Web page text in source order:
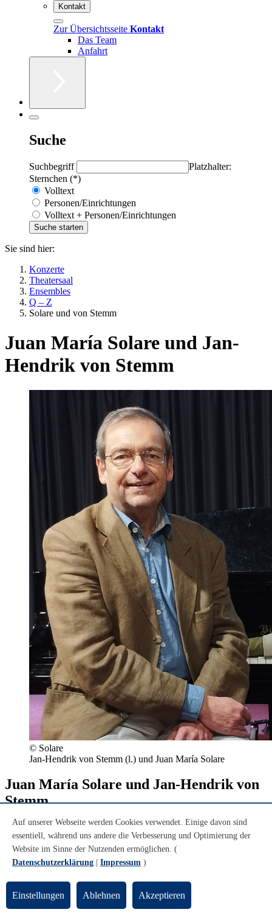
Kontakt
Zur Übersichtsseite Kontakt
Das Team
Anfahrt
Suche
Suchbegriff
Platzhalter:
Sternchen (*)
Volltext
Personen/Einrichtungen
Volltext + Personen/Einrichtungen
Sie sind hier:
Konzerte
Theatersaal
Ensembles
Q – Z
Solare und von Stemm
Juan María Solare und Jan-
Hendrik von Stemm
© Solare
Jan-Hendrik von Stemm (l.) und Juan María Solare
Juan María Solare und Jan-Hendrik von
Stemm
Juan María Solare(geboren 1966 in Buenos Aires, rechts im Bild)
studierte Klavier- und Komposition mit Konzertexamen in Buenos
Aires. Es folgten Aufbaustudien an den Musikhochschulen Köln
und Stuttgart mit Kompositionsaufträgen in Madrid, Düsseldorf,
Das Klavierrepertoire (und Oeuvre) von Juan María Solare hat zwei
Schwerpunkte: Tango Argentino und Neue Musik. Juan María
Solare unterrichtet an der Universität Bremen Tangomusik (Leitung
Auf unserer Webseite werden Cookies verwendet. Einige davon sind
essentiell, während uns andere die Verbesserung und Optimierung der
Website im Sinne der Nutzenden ermöglichen. (
Datenschutzerklärung
Impressum )
Einstellungen Ablehnen Akzeptieren